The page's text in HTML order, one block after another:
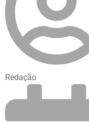
Redação